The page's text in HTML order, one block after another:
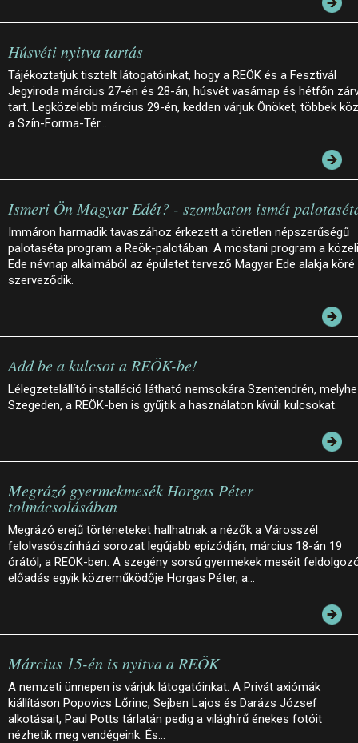
Húsvéti nyitva tartás
Tájékoztatjuk tisztelt látogatóinkat, hogy a REÖK és a Fesztivál
Jegyiroda március 27-én és 28-án, húsvét vasárnap és hétfőn
tart. Legközelebb március 29-én, kedden várjuk Önöket, többek
a Szín-Forma-Tér…
Ismeri Ön Magyar Edét? - szombaton ismét
Immáron harmadik tavaszához érkezett a töretlen népszerűségű
palotaséta program a Reök-palotában. A mostani program a közeli
Ede névnap alkalmából az épületet tervező Magyar Ede alakja köré
szerveződik.
Add be a kulcsot a REÖK-be!
Lélegzetelállító installáció látható nemsokára Szentendrén,
Szegeden, a REÖK-ben is gyűjtik a használaton kívüli kulcsokat.
Megrázó gyermekmesék Horgas Péter
tolmácsolásában
Megrázó erejű történeteket hallhatnak a nézők a Városszél
felolvasószínházi sorozat legújabb epizódján, március 18-án 19
órától, a REÖK-ben. A szegény sorsú gyermekek meséit
előadás egyik közreműködője Horgas Péter, a…
Március 15-én is nyitva a REÖK
A nemzeti ünnepen is várjuk látogatóinkat. A Privát axiómák
kiállításon Popovics Lőrinc, Sejben Lajos és Darázs József
alkotásait, Paul Potts tárlatán pedig a világhírű énekes fotóit
nézhetik meg vendégeink. És…